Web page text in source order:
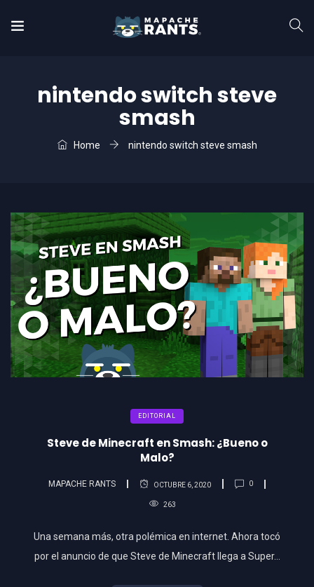
nintendo switch steve
smash
Home nintendo switch steve smash
EDITORIAL
Steve de Minecraft en Smash: ¿Bueno o
Malo?
MAPACHE RANTS OCTUBRE 6, 2020 0
263
Una semana más, otra polémica en internet. Ahora tocó
por el anuncio de que Steve de Minecraft llega a Super…